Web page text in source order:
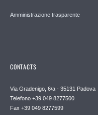
Amministrazione trasparente
CONTACTS
Via Gradenigo, 6/a - 35131 Padova
Telefono +39 049 8277500
Fax +39 049 8277599